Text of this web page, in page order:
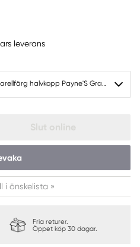
leverans
Winsor & Newton Professional akvarellfärg halvkopp Payne'S Gray 465
Slut online
i önskelista »
Fria returer.
Öppet köp 30 dagar.